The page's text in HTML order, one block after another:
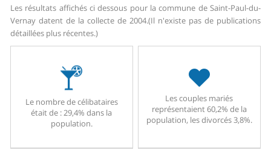
Les résultats affichés ci dessous pour la commune de Saint-Paul-du-
Vernay datent de la collecte de 2004.(Il n'existe pas de publications
détaillées plus récentes.)
Le nombre de célibataires
était de : 29,4% dans la
population.
Les couples mariés
représentaient 60,2% de la
population, les divorcés 3,8%.